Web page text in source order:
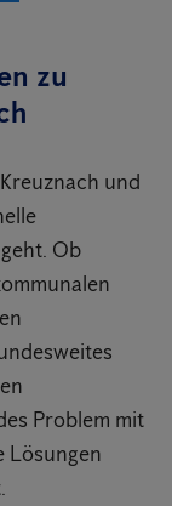
zu
und
Ob
Problem mit
Lösungen